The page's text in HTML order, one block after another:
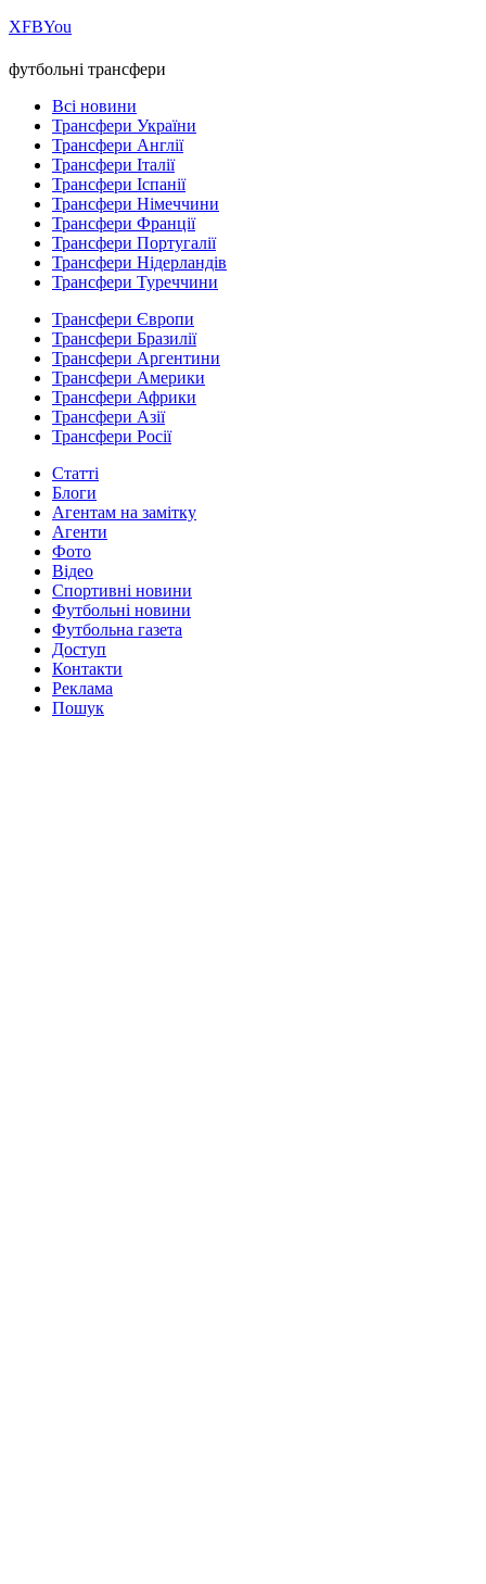
ХFBYou
футбольні трансфери
Всі новини
Трансфери України
Трансфери Англії
Трансфери Італії
Трансфери Іспанії
Трансфери Німеччини
Трансфери Франції
Трансфери Португалії
Трансфери Нідерландів
Трансфери Туреччини
Трансфери Європи
Трансфери Бразилії
Трансфери Аргентини
Трансфери Америки
Трансфери Африки
Трансфери Азії
Трансфери Росії
Статті
Блоги
Агентам на замітку
Агенти
Фото
Відео
Спортивні новини
Футбольні новини
Футбольна газета
Доступ
Контакти
Реклама
Пошук